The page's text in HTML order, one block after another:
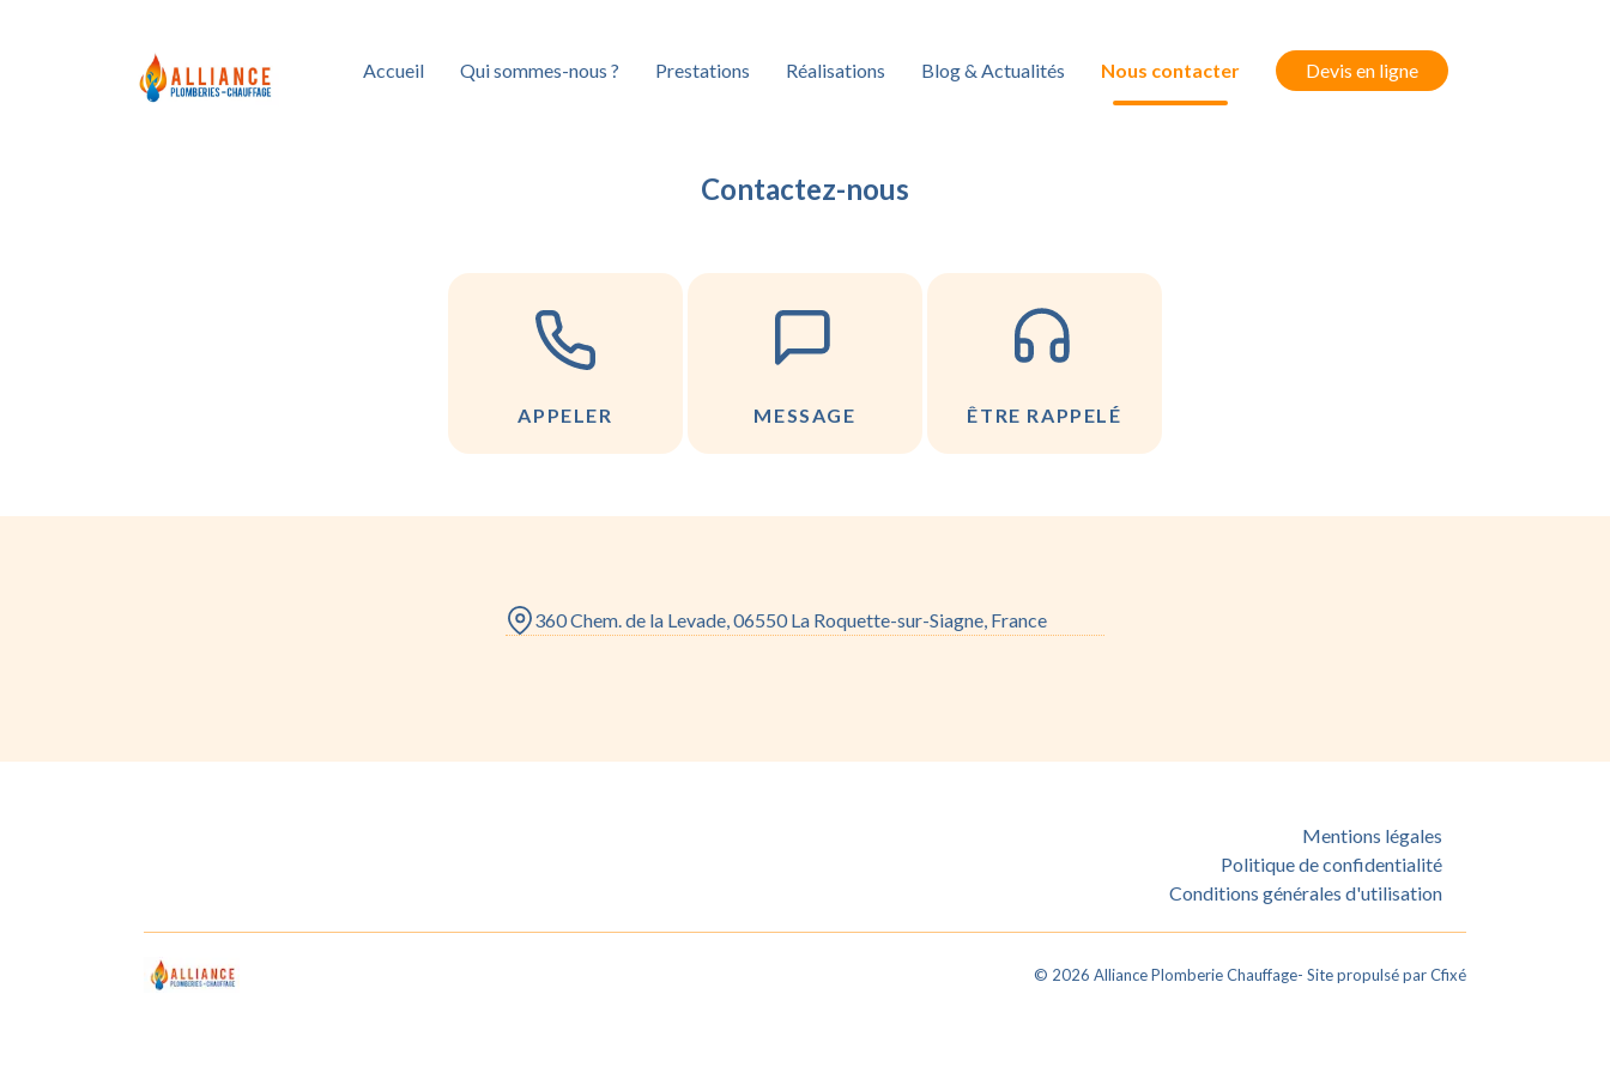
Accueil Qui sommes-nous ? Prestations Réalisations Blog & Actualités Nous contacter Devis en ligne
Contactez-nous
APPELER MESSAGE ÊTRE RAPPELÉ
360 Chem. de la Levade, 06550 La Roquette-sur-Siagne, France
Mentions légales
Politique de confidentialité
Conditions générales d'utilisation
© 2026 Alliance Plomberie Chauffage- Site propulsé parCfixé